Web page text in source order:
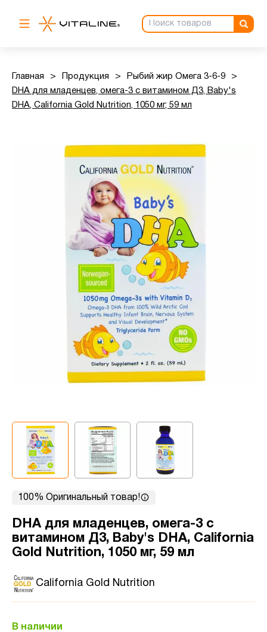
Главная > Продукция > Рыбий жир Омега 3-6-9
>
DHA для младенцев, омега-3 с витамином Д3, Baby's
DHA, California Gold Nutrition, 1050 мг, 59 мл
100% Оригинальный товар!
DHA для младенцев, омега-3 с
витамином Д3, Baby's DHA, California
Gold Nutrition, 1050 мг, 59 мл
California Gold Nutrition
В наличии